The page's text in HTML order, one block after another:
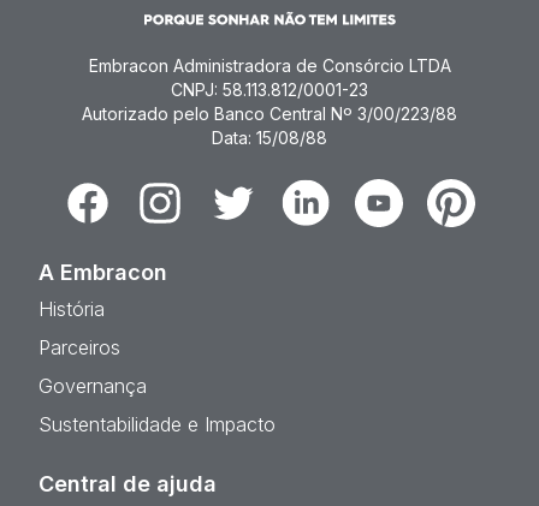
Embracon Administradora de Consórcio LTDA
CNPJ: 58.113.812/0001-23
Autorizado pelo Banco Central Nº 3/00/223/88
Data: 15/08/88
FacebookInstagramTwitter LinkedinYoutubePinterest
A Embracon
História
Parceiros
Governança
Sustentabilidade e Impacto
Central de ajuda